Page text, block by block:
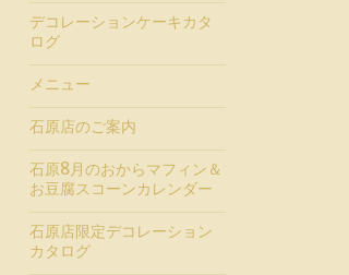
デコレーションケーキカタ
ログ
メニュー
石原店のご案内
石原8月のおからマフィン＆
お豆腐スコーンカレンダー
石原店限定デコレーション
カタログ